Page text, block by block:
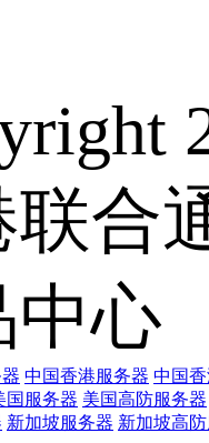
联合
中心
中国香港服务器 中国
国服务器 美国高防服务器
新加坡服务器 新加坡高